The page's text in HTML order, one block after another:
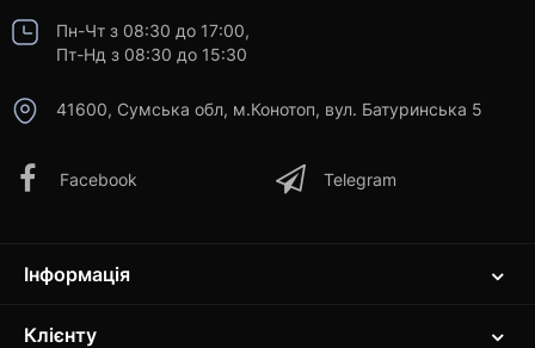
Пн-Чт з 08:30 до 17:00,
Пт-Нд з 08:30 до 15:30
41600, Сумська обл, м.Конотоп, вул. Батуринська 5
Facebook Telegram
Інформація
Клієнту